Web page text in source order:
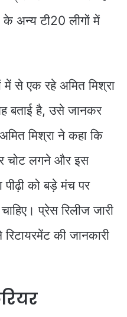
अन्य टी20 लीगों में
में से एक रहे अमित मिश्रा
बताई है, उसे जानकर
मिश्रा ने कहा कि
चोट लगने और इस
पीढ़ी को बड़े मंच पर
प्रेस रिलीज जारी
की जानकारी